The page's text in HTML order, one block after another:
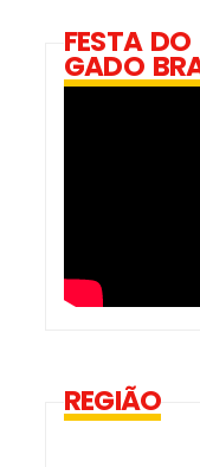
FESTA
GADO
REGIÃO